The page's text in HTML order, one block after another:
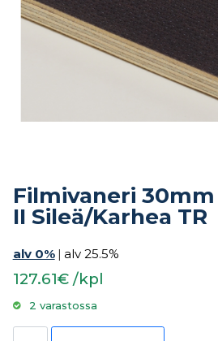
Filmivaneri 30mm
II Sileä/Karhea TR
alv 0% | alv 25.5%
127.61€ /kpl
2 varastossa
Filmivaneri 30mm 1525x2500 II Sileä/